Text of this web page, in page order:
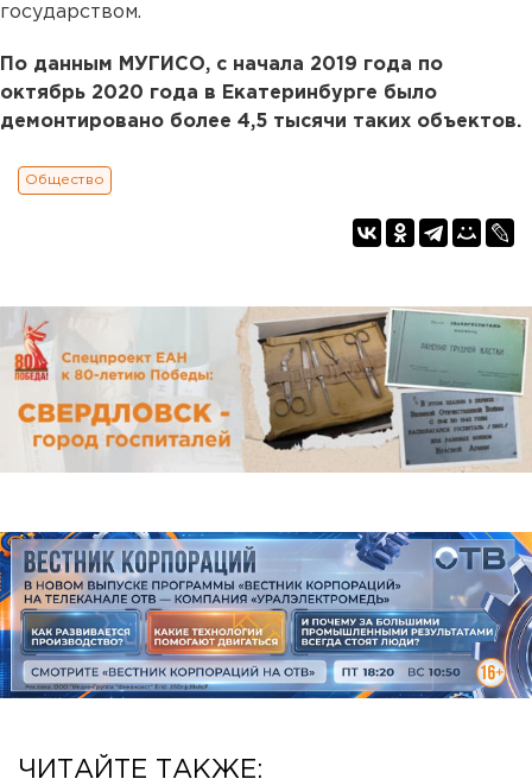
государством.
По данным МУГИСО, с начала 2019 года по
октябрь 2020 года в Екатеринбурге было
демонтировано более 4,5 тысячи таких объектов.
Общество
ЧИТАЙТЕ ТАКЖЕ: